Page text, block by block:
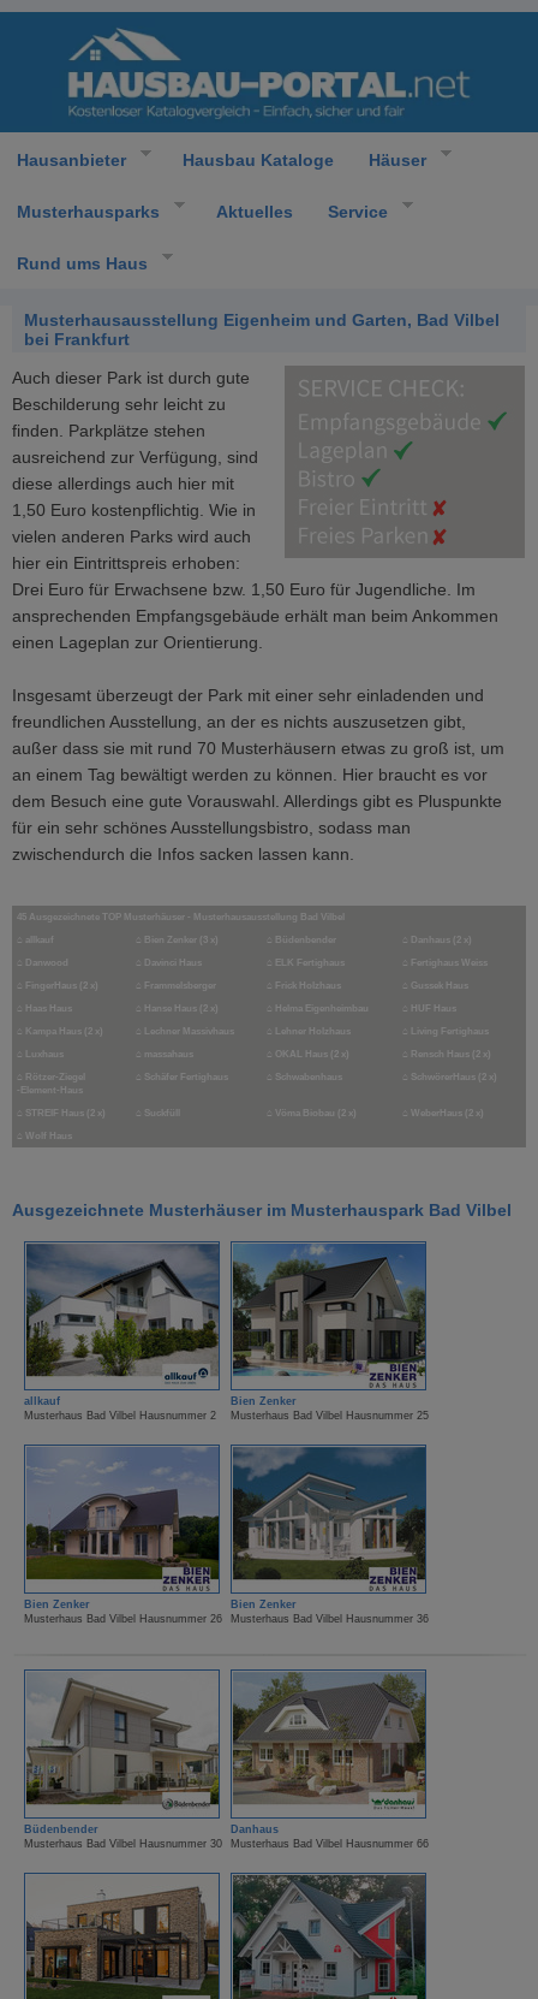
Hausanbieter Hausbau Kataloge Häuser
Musterhausparks Aktuelles Service
Rund ums Haus
Musterhausausstellung Eigenheim und Garten, Bad Vilbel
bei Frankfurt
Auch dieser Park ist durch gute
Beschilderung sehr leicht zu
finden. Parkplätze stehen
ausreichend zur Verfügung, sind
diese allerdings auch hier mit
1,50 Euro kostenpflichtig. Wie in
vielen anderen Parks wird auch
hier ein Eintrittspreis erhoben:
Drei Euro für Erwachsene bzw. 1,50 Euro für Jugendliche. Im
ansprechenden Empfangsgebäude erhält man beim Ankommen
einen Lageplan zur Orientierung.
Insgesamt überzeugt der Park mit einer sehr einladenden und
freundlichen Ausstellung, an der es nichts auszusetzen gibt,
außer dass sie mit rund 70 Musterhäusern etwas zu groß ist, um
an einem Tag bewältigt werden zu können. Hier braucht es vor
dem Besuch eine gute Vorauswahl. Allerdings gibt es Pluspunkte
für ein sehr schönes Ausstellungsbistro, sodass man
zwischendurch die Infos sacken lassen kann.
45 Ausgezeichnete TOP Musterhäuser - Musterhausausstellung Bad Vilbel
⌂ allkauf ⌂ Bien Zenker (3 x) ⌂ Büdenbender ⌂ Danhaus (2 x)
⌂ Danwood ⌂ Davinci Haus ⌂ ELK Fertighaus ⌂ Fertighaus Weiss
⌂ FingerHaus (2 x) ⌂ Frammelsberger ⌂ Frick Holzhaus ⌂ Gussek Haus
⌂ Haas Haus ⌂ Hanse Haus (2 x) ⌂ Helma Eigenheimbau ⌂ HUF Haus
⌂ Kampa Haus (2 x) ⌂ Lechner Massivhaus ⌂ Lehner Holzhaus ⌂ Living Fertighaus
⌂ Luxhaus ⌂ massahaus ⌂ OKAL Haus (2 x) ⌂ Rensch Haus (2 x)
⌂ Rötzer-Ziegel
-Element-Haus
⌂ Schäfer Fertighaus ⌂ Schwabenhaus ⌂ SchwörerHaus (2 x)
⌂ STREIF Haus (2 x) ⌂ Suckfüll ⌂ Vöma Biobau (2 x) ⌂ WeberHaus (2 x)
⌂ Wolf Haus
Ausgezeichnete Musterhäuser im Musterhauspark Bad Vilbel
allkauf
Musterhaus Bad Vilbel Hausnummer 2
Bien Zenker
Musterhaus Bad Vilbel Hausnummer 25
Bien Zenker
Musterhaus Bad Vilbel Hausnummer 26
Bien Zenker
Musterhaus Bad Vilbel Hausnummer 36
Büdenbender
Musterhaus Bad Vilbel Hausnummer 30
Danhaus
Musterhaus Bad Vilbel Hausnummer 66